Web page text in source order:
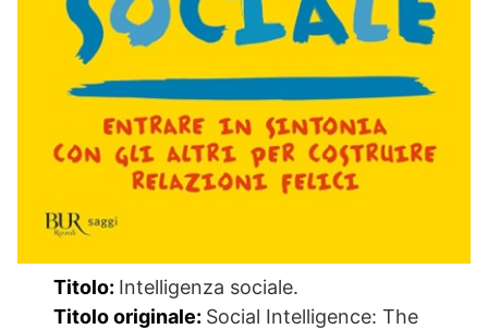
Titolo: Intelligenza sociale.
Titolo originale: Social Intelligence: The